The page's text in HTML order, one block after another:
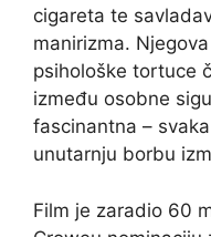
cigareta te
manirizma.
psihološke tortuce
između osobne
fascinantna –
unutarnju borbu
Film je zaradio 60